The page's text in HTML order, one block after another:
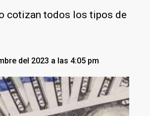
cotizan todos los tipos de
del 2023 a las 4:05 pm